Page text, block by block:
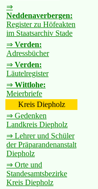
⇒
Neddenaverbergen:
Register zu Höfeakten
im Staatsarchiv Stade
⇒ Verden:
Adressbücher
⇒ Verden:
Läutelregister
⇒ Wittlohe:
Meierbriefe
Kreis Diepholz
⇒ Gedenken
Landkreis Diepholz
⇒ Lehrer und Schüler
der Präparandenanstalt
Diepholz
⇒ Orte und
Standesamtsbezirke
Kreis Diepholz